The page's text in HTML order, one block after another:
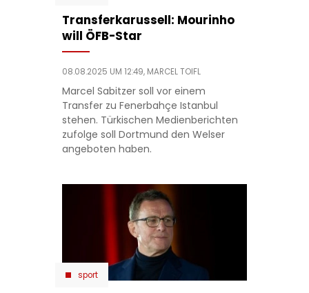
Transferkarussell: Mourinho
will ÖFB-Star
08.08.2025 UM 12:49, MARCEL TOIFL
Marcel Sabitzer soll vor einem
Transfer zu Fenerbahçe Istanbul
stehen. Türkischen Medienberichten
zufolge soll Dortmund den Welser
angeboten haben.
sport